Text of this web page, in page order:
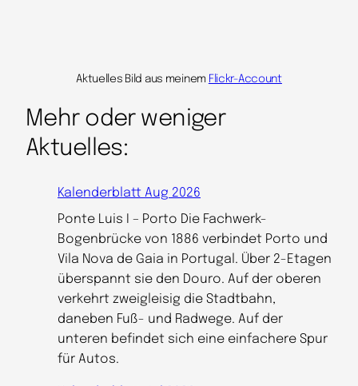
Aktuelles Bild aus meinem Flickr-Account
Mehr oder weniger
Aktuelles:
Kalenderblatt Aug 2026
Ponte Luis I – Porto Die Fachwerk-
Bogenbrücke von 1886 verbindet Porto und
Vila Nova de Gaia in Portugal. Über 2-Etagen
überspannt sie den Douro. Auf der oberen
verkehrt zweigleisig die Stadtbahn,
daneben Fuß- und Radwege. Auf der
unteren befindet sich eine einfachere Spur
für Autos.